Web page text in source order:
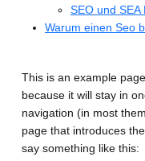
SEO und SEA
Warum einen Seo
This is an example
because it will stay in
navigation (in most
page that introduces
say something like this: